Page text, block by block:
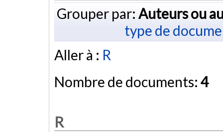
Grouper par: Auteurs ou
type de
Aller à : R
Nombre de documents: 4
R